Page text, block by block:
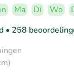
Ma Di Wo
• 258